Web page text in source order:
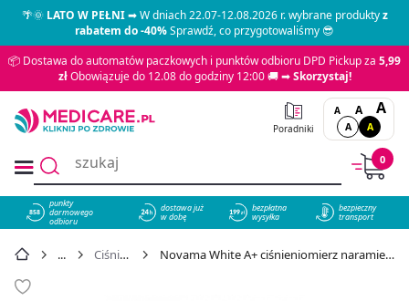
🌴🌞LATO W PEŁNI➡ W dniach 22.07-12.08.2026 r. wybrane produktyz
rabatem do -40%Sprawdź, co przygotowaliśmy 😎
📦 Dostawa do automatów paczkowych i punktów odbioru DPD Pickup za 5,99
złObowiązuje do 12.08 do godziny 12:00 🚚 ➡Skorzystaj!
Poradniki
A A A
A A
0
858
punkty
darmowego
odbioru
dostawa już
w dobę
bezpłatna
wysyłka
bezpieczny
transport
Ciśnieniomierze Novama White A+ ciśnieniomierz naramienny z zasilaczem, 1 szt. - cena 125,99 zł